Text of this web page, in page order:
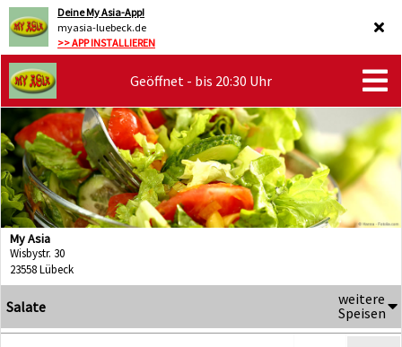
Deine My Asia-App!
myasia-luebeck.de
>> APP INSTALLIEREN
Geöffnet - bis 20:30 Uhr
My Asia
Wisbystr. 30
23558 Lübeck
Salate
weitere
Speisen